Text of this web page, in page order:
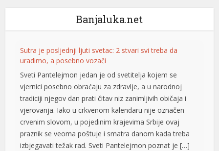
Banjaluka.net
Sutra je posljednji ljuti svetac: 2 stvari svi treba da
uradimo, a posebno vozači
Sveti Pantelejmon jedan je od svetitelja kojem se
vjernici posebno obraćaju za zdravlje, a u narodnoj
tradiciji njegov dan prati čitav niz zanimljivih običaja i
vjerovanja. Iako u crkvenom kalendaru nije označen
crvenim slovom, u pojedinim krajevima Srbije ovaj
praznik se veoma poštuje i smatra danom kada treba
izbjegavati težak rad. Sveti Pantelejmon poznat je […]